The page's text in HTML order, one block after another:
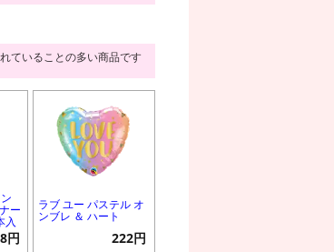
ていることの多い商品です
ー
入
円
ラブ ユー パステル オ
ンブレ ＆ ハート
222円